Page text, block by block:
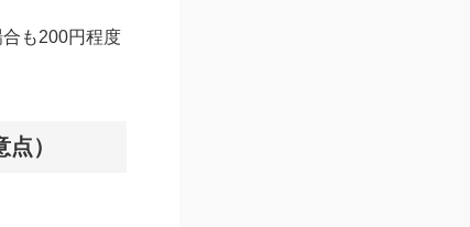
も200円程度
）